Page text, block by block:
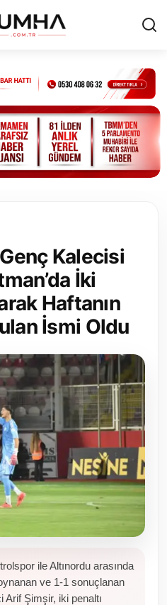
Kalecisi
İki
Haftanın
İsmi Oldu
ile Altınordu arasında
ve 1-1 sonuçlanan
Arif Şimşir, iki penaltı